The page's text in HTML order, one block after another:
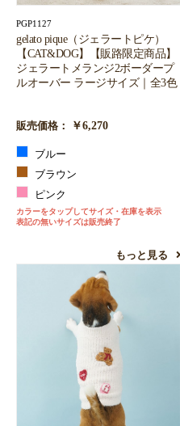
PGP1127
gelato pique（ジェラートピケ）
【CAT&DOG】【販路限定商品】
ジェラートメランジ2ボーダープ
ルオーバー ラージサイズ｜全3色
販売価格： ￥6,270
ブルー
ブラウン
ピンク
カラーをタップしてサイズ・在庫を表示
表記の無いサイズは販売終了
もっと見る